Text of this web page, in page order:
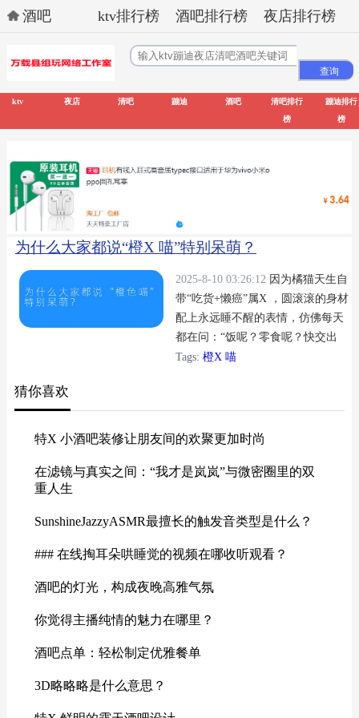
酒吧 ktv排行榜 酒吧排行榜 夜店排行榜
ktv 夜店 清吧 蹦迪 酒吧
清吧排行
榜
蹦迪排行
榜
为什么大家都说“橙X 喵”特别呆萌？
2025-8-10 03:26:12 因为橘猫天生自
带“吃货+懒癌”属X ，圆滚滚的身材
配上永远睡不醒的表情，仿佛每天
都在问：“饭呢？零食呢？快交出
来！”这种反差萌让人完全无法抵抗
Tags: 橙X 喵
猜你喜欢
特X 小酒吧装修让朋友间的欢聚更加时尚
在滤镜与真实之间：“我才是岚岚”与微密圈里的双
重人生
SunshineJazzyASMR最擅长的触发音类型是什么？
### 在线掏耳朵哄睡觉的视频在哪收听观看？
酒吧的灯光，构成夜晚高雅气氛
你觉得主播纯情的魅力在哪里？
酒吧点单：轻松制定优雅餐单
3D略略略是什么意思？